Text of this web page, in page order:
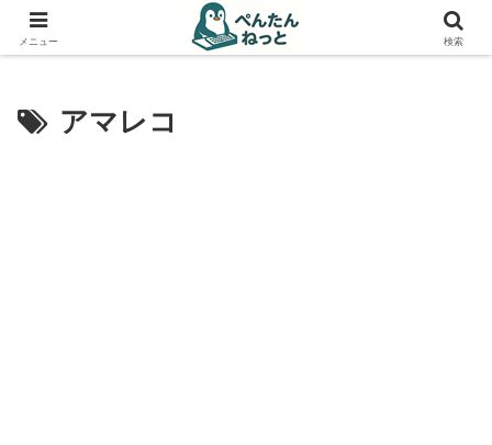
PCやガジェットの備忘録
アマレコ
メニュー 検索